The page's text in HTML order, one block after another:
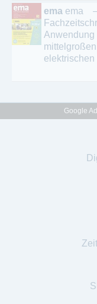
ema ema
elektrischen
Google